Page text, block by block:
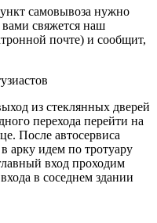
самовывоза нужно
вами свяжется наш
почте) и сообщит,
из стеклянных дверей
перехода перейти на
После автосервиса
арку идем по тротуару
вход проходим
в соседнем здании